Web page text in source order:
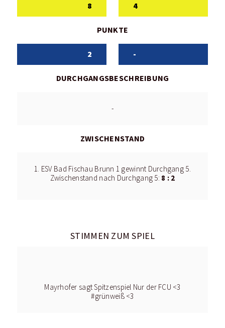
8 4
PUNKTE
2 -
DURCHGANGSBESCHREIBUNG
-
ZWISCHENSTAND
1. ESV Bad Fischau Brunn 1 gewinnt Durchgang 5.
Zwischenstand nach Durchgang 5: 8 : 2
STIMMEN ZUM SPIEL
Mayrhofer sagt Spitzenspiel Nur der FCU <3
#grünweiß <3